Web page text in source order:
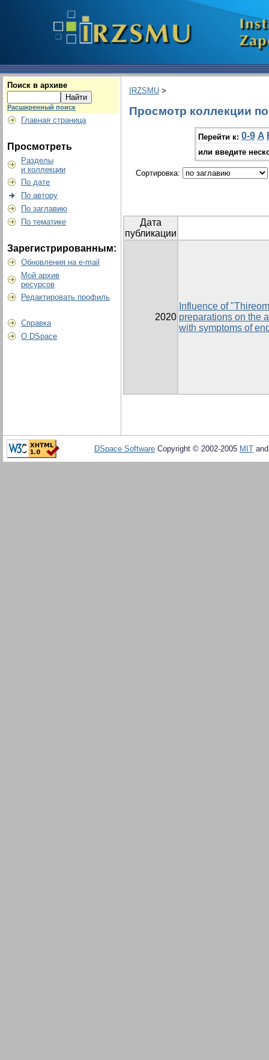
Поиск в архиве
Расширенный поиск
Главная страница
Просмотреть
Разделы
и коллекции
По дате
По автору
По заглавию
По тематике
Зарегистрированным:
Обновления на e-mail
Мой архив
ресурсов
Редактировать профиль
Справка
О DSpace
IRZSMU >
Просмотр коллекции
Перейти к: 0-9 A
или введите
Сортировка:
Дата
публикации
2020
Influence of
preparations on the
with symptoms of
DSpace Software Copyright © 2002-2005 MIT